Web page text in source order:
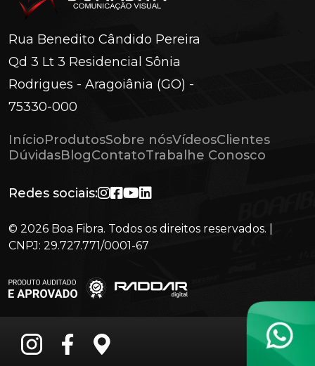
Rua Benedito Cândido Pereira
Qd 3 Lt 3 Residencial Sônia
Rodrigues - Aragoiânia (GO) -
75330-000
InícioProdutosSobre nósVídeosClientes
DúvidasBlogContatoTrabalhe Conosco
Redes sociais:
© 2026 Boa Fibra. Todos os direitos reservados. |
CNPJ: 29.727.771/0001-67